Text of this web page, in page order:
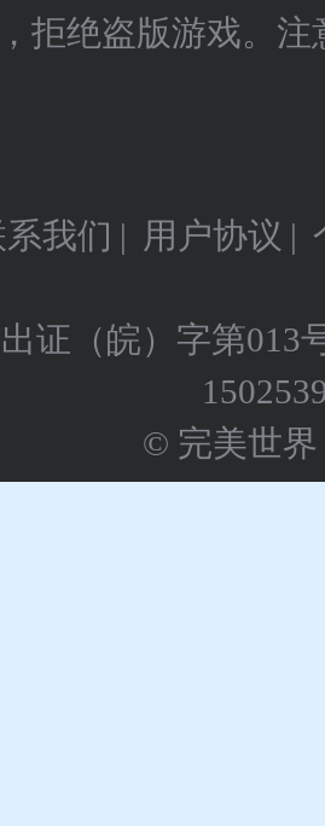
拒绝盗版游戏。
我们 | 用户协议 |
出证（皖）字第013
© 完美世界